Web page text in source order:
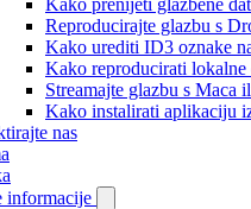
Kako prenijeti glazbene
Reproducirajte glazbu s
Kako urediti ID3 oznake
Kako reproducirati lokalne
Streamajte glazbu s Maca
Kako instalirati aplikaciju
nas
informacije